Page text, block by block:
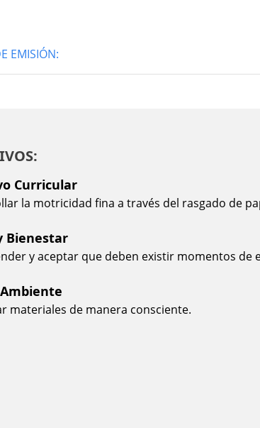
EMISIÓN:
Curricular
la motricidad fina a través del rasgado de
Bienestar
y aceptar que deben existir momentos de
materiales de manera consciente.